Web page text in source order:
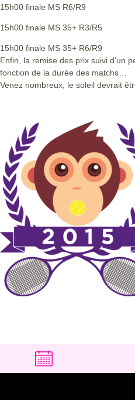
15h00 finale MS R6/R9
15h00 finale MS 35+ R3/R5
15h00 finale MS 35+ R6/R9
Enfin, la remise des prix suivi d’un
fonction de la durée des matchs…
Venez nombreux, le soleil devrait